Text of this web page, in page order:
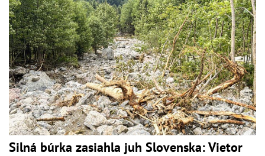
Silná búrka zasiahla juh Slovenska: Vietor